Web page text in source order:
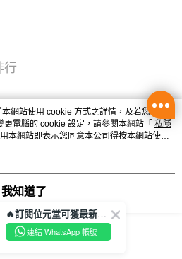
行
網站使用 cookie 方式之詳情，及若您不希
電腦的 cookie 設定，請參閱本網站「 私隱
本網站即表示您同意本公司得按本網站使用
我知道了
🔥訂閱位元堂可獲最新優惠及活動資訊🔥
連結 WhatsApp 帳號